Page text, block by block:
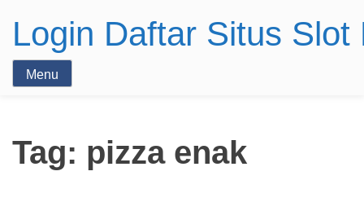
Login Daftar Situs Slot
Menu
Tag: pizza enak